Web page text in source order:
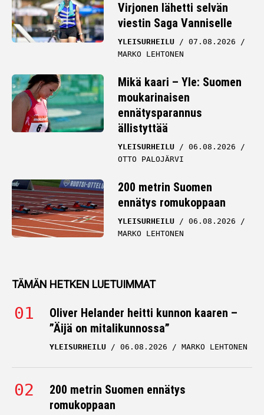
Virjonen lähetti selvän
viestin Saga Vanniselle
YLEISURHEILU
07.08.2026
MARKO LEHTONEN
Mikä kaari – Yle: Suomen
moukarinaisen
ennätysparannus
ällistyttää
YLEISURHEILU
06.08.2026
OTTO PALOJÄRVI
200 metrin Suomen
ennätys romukoppaan
YLEISURHEILU
06.08.2026
MARKO LEHTONEN
TÄMÄN HETKEN LUETUIMMAT
Oliver Helander heitti kunnon kaaren –
”Äijä on mitalikunnossa”
YLEISURHEILU 06.08.2026 MARKO LEHTONEN
200 metrin Suomen ennätys
romukoppaan